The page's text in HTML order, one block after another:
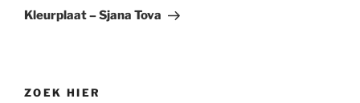
bericht
Kleurplaat – Sjana Tova
ZOEK HIER